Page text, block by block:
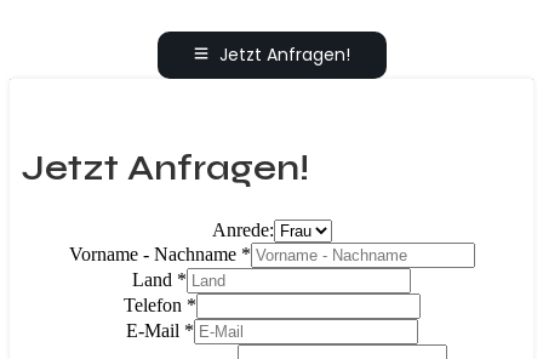
Jetzt Anfragen!
Jetzt Anfragen!
Anrede:
Vorname - Nachname *
Land *
Telefon *
E-Mail *